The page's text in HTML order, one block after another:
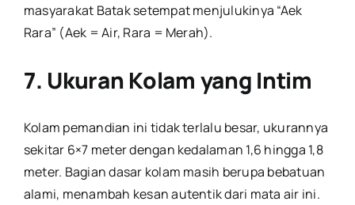
masyarakat Batak setempat menjulukinya “Aek
Rara” (Aek = Air, Rara = Merah).
7. Ukuran Kolam yang Intim
Kolam pemandian ini tidak terlalu besar, ukurannya
sekitar 6×7 meter dengan kedalaman 1,6 hingga 1,8
meter. Bagian dasar kolam masih berupa bebatuan
alami, menambah kesan autentik dari mata air ini.